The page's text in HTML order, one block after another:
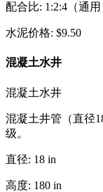
配合比: 1:2:4（通用
水泥价格: $9.50
混凝土水井
混凝土水井
混凝土井管（直径
级。
直径: 18 in
高度: 180 in